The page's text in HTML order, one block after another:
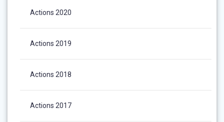
Actions 2020
Actions 2019
Actions 2018
Actions 2017